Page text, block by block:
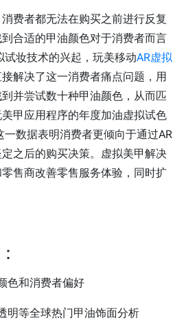
费者都无法在购买之前进行反复
合适的甲油颜色对于消费者而言
试妆技术的兴起，玩美移动AR虚拟
解决了这一消费者痛点问题，用
并尝试数十种甲油颜色，从而匹
甲应用程序的年度加油虚拟试色
数据表明消费者更倾向于通过AR
之后的购买决策。虚拟美甲解决
售商改善零售服务体验，同时扩
色和消费者偏好
明等全球热门甲油饰面分析